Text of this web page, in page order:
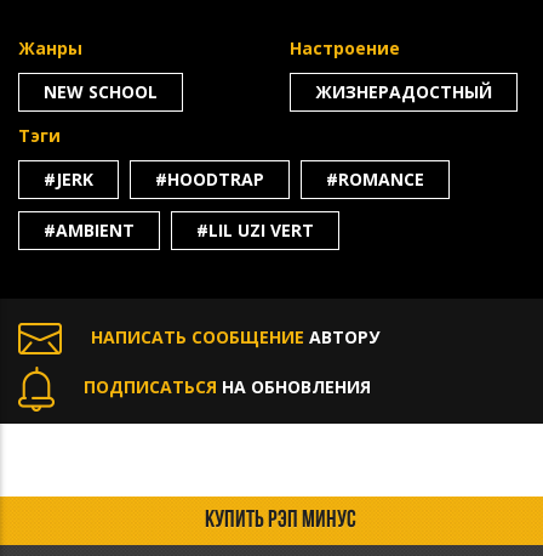
Жанры
NEW SCHOOL
Настроение
ЖИЗНЕРАДОСТНЫЙ
Тэги
#JERK
#HOODTRAP #ROMANCE
#AMBIENT #LIL UZI VERT
НАПИСАТЬ СООБЩЕНИЕ АВТОРУ
ПОДПИСАТЬСЯ НА ОБНОВЛЕНИЯ
КУПИТЬ РЭП МИНУС